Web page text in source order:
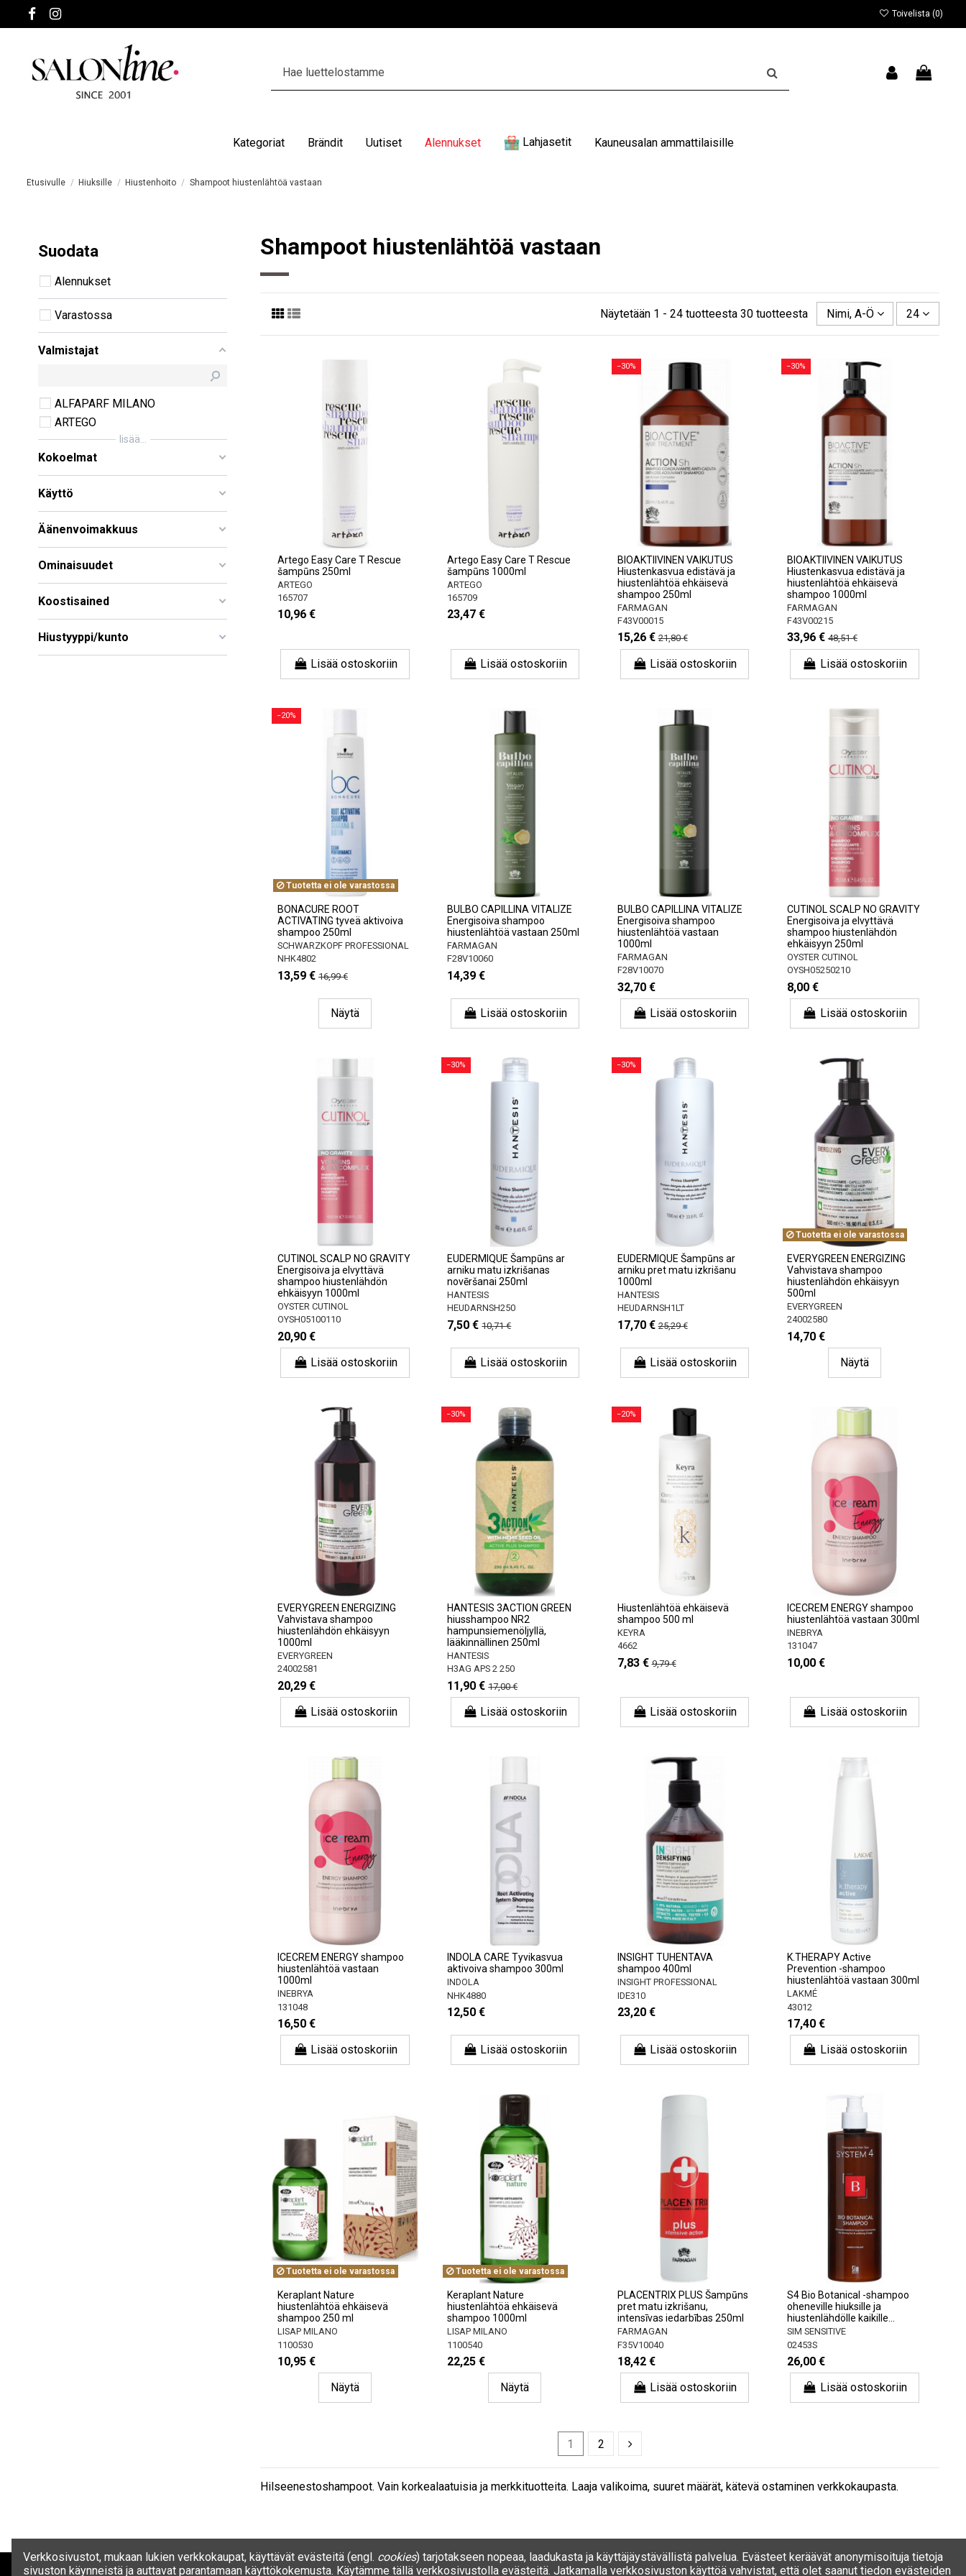
Toivelista (0)
Kategoriat Brändit Uutiset Alennukset Lahjasetit Kauneusalan ammattilaisille
Etusivulle Hiuksille Hiustenhoito Shampoot hiustenlähtöä vastaan
Shampoot hiustenlähtöä vastaan
Näytetään 1 - 24 tuotteesta 30 tuotteesta Nimi, A-Ö 24
Artego Easy Care T Rescue
šampūns 250ml
ARTEGO
165707
10,96 €
Lisää ostoskoriin
Artego Easy Care T Rescue
šampūns 1000ml
ARTEGO
165709
23,47 €
Lisää ostoskoriin
−30%
BIOAKTIIVINEN VAIKUTUS
Hiustenkasvua edistävä ja
hiustenlähtöä ehkäisevä
shampoo 250ml
FARMAGAN
F43V00015
15,26 € 21,80 €
Lisää ostoskoriin
−30%
BIOAKTIIVINEN VAIKUTUS
Hiustenkasvua edistävä ja
hiustenlähtöä ehkäisevä
shampoo 1000ml
FARMAGAN
F43V00215
33,96 € 48,51 €
Lisää ostoskoriin
−20%
Tuotetta ei ole varastossa
BONACURE ROOT
ACTIVATING tyveä aktivoiva
shampoo 250ml
SCHWARZKOPF PROFESSIONAL
NHK4802
13,59 € 16,99 €
Näytä
BULBO CAPILLINA VITALIZE
Energisoiva shampoo
hiustenlähtöä vastaan ​​250ml
FARMAGAN
F28V10060
14,39 €
Lisää ostoskoriin
BULBO CAPILLINA VITALIZE
Energisoiva shampoo
hiustenlähtöä vastaan ​​
1000ml
FARMAGAN
F28V10070
32,70 €
Lisää ostoskoriin
CUTINOL SCALP NO GRAVITY
Energisoiva ja elvyttävä
shampoo hiustenlähdön
ehkäisyyn 250ml
OYSTER CUTINOL
OYSH05250210
8,00 €
Lisää ostoskoriin
CUTINOL SCALP NO GRAVITY
Energisoiva ja elvyttävä
shampoo hiustenlähdön
ehkäisyyn 1000ml
OYSTER CUTINOL
OYSH05100110
20,90 €
Lisää ostoskoriin
−30%
EUDERMIQUE Šampūns ar
arniku matu izkrišanas
novēršanai 250ml
HANTESIS
HEUDARNSH250
7,50 € 10,71 €
Lisää ostoskoriin
−30%
EUDERMIQUE Šampūns ar
arniku pret matu izkrišanu
1000ml
HANTESIS
HEUDARNSH1LT
17,70 € 25,29 €
Lisää ostoskoriin
Tuotetta ei ole varastossa
EVERYGREEN ENERGIZING
Vahvistava shampoo
hiustenlähdön ehkäisyyn
500ml
EVERYGREEN
24002580
14,70 €
Näytä
EVERYGREEN ENERGIZING
Vahvistava shampoo
hiustenlähdön ehkäisyyn
1000ml
EVERYGREEN
24002581
20,29 €
Lisää ostoskoriin
−30%
HANTESIS 3ACTION GREEN
hiusshampoo NR2
hampunsiemenöljyllä,
lääkinnällinen 250ml
HANTESIS
H3AG APS 2 250
11,90 € 17,00 €
Lisää ostoskoriin
−20%
Hiustenlähtöä ehkäisevä
shampoo 500 ml
KEYRA
4662
7,83 € 9,79 €
Lisää ostoskoriin
ICECREM ENERGY shampoo
hiustenlähtöä vastaan ​​300ml
INEBRYA
131047
10,00 €
Lisää ostoskoriin
ICECREM ENERGY shampoo
hiustenlähtöä vastaan ​​
1000ml
INEBRYA
131048
16,50 €
Lisää ostoskoriin
INDOLA CARE Tyvikasvua
aktivoiva shampoo 300ml
INDOLA
NHK4880
12,50 €
Lisää ostoskoriin
INSIGHT TUHENTAVA
shampoo 400ml
INSIGHT PROFESSIONAL
IDE310
23,20 €
Lisää ostoskoriin
K.THERAPY Active
Prevention -shampoo
hiustenlähtöä vastaan ​​300ml
LAKMÉ
43012
17,40 €
Lisää ostoskoriin
Tuotetta ei ole varastossa
Keraplant Nature
hiustenlähtöä ehkäisevä
shampoo 250 ml
LISAP MILANO
1100530
10,95 €
Näytä
Tuotetta ei ole varastossa
Keraplant Nature
hiustenlähtöä ehkäisevä
shampoo 1000ml
LISAP MILANO
1100540
22,25 €
Näytä
PLACENTRIX PLUS Šampūns
pret matu izkrišanu,
intensīvas iedarbības 250ml
FARMAGAN
F35V10040
18,42 €
Lisää ostoskoriin
S4 Bio Botanical -shampoo
oheneville hiuksille ja
hiustenlähdölle kaikille...
SIM SENSITIVE
02453S
26,00 €
Lisää ostoskoriin
1 2
Hilseenestoshampoot. Vain korkealaatuisia ja merkkituotteita. Laaja valikoima, suuret määrät, kätevä ostaminen verkkokaupasta.
Suodata
Alennukset
Varastossa
Valmistajat
ALFAPARF MILANO
ARTEGO
lisää...
Kokoelmat
Käyttö
Äänenvoimakkuus
Ominaisuudet
Koostisained
Hiustyyppi/kunto
Verkkosivustot, mukaan lukien verkkokaupat, käyttävät evästeitä (engl. cookies) tarjotakseen nopeaa, laadukasta ja käyttäjäystävällistä palvelua. Evästeet keräävät anonymisoituja tietoja
sivuston käynneistä ja auttavat parantamaan käyttökokemusta. Käytämme tällä verkkosivustolla evästeitä. Jatkamalla verkkosivuston käyttöä vahvistat, että olet saanut tiedon evästeiden